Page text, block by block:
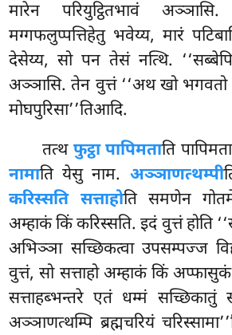
मारेन परियुट्ठितभावं
मग्गफलुप्पत्तिहेतु भवेय्य, मारं
देसेय्य, सो पन तेसं नत्थि. ‘‘सब्बेपि
अञ्ञासि. तेन वुत्तं ‘‘अथ खो भगवतो
मोघपुरिसा’’तिआदि.
तत्थ फुट्ठा पापिमताति
नामाति येसु नाम. अञ्ञाणत्थम्पी
करिस्सति सत्ताहोति समणेन गोतमेन
अम्हाकं किं करिस्सति. इदं वुत्तं होति
अभिञ्ञा सच्छिकत्वा उपसम्पज्ज
वुत्तं, सो सत्ताहो अम्हाकं किं
सत्ताहब्भन्तरे एतं धम्मं
अञ्ञाणत्थम्पि ब्रह्मचरियं